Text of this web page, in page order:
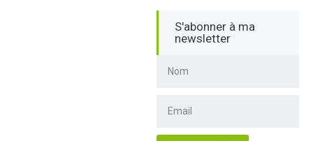
S'abonner à ma
newsletter